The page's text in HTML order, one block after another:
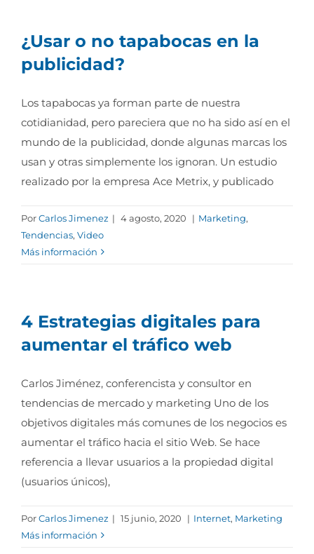
¿Usar o no tapabocas en la
publicidad?
Los tapabocas ya forman parte de nuestra
cotidianidad, pero pareciera que no ha sido así en el
mundo de la publicidad, donde algunas marcas los
usan y otras simplemente los ignoran. Un estudio
realizado por la empresa Ace Metrix, y publicado
PorCarlos Jimenez | 4 agosto, 2020 | Marketing,
Tendencias, Video
Más información
4 Estrategias digitales para
aumentar el tráfico web
Carlos Jiménez, conferencista y consultor en
tendencias de mercado y marketing Uno de los
objetivos digitales más comunes de los negocios es
aumentar el tráfico hacia el sitio Web. Se hace
referencia a llevar usuarios a la propiedad digital
(usuarios únicos),
PorCarlos Jimenez | 15 junio, 2020 | Internet, Marketing
Más información